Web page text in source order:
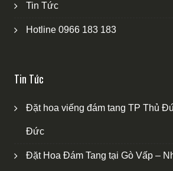
Tin Tức
Hotline 0966 183 183
Tin Tức
Đặt hoa viếng đám tang TP Thủ
Đức
Đặt Hoa Đám Tang tại Gò Vấp –